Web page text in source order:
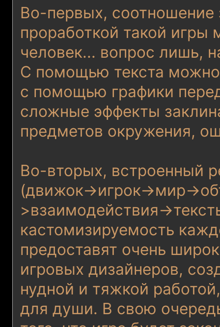
Во-первых, соотношение
проработкой такой игры
человек... вопрос лишь,
С помощью текста
с помощью графики
сложные эффекты
предметов окружения,
Во-вторых, встроенный
(движок->игрок->мир-
>взаимодействия-
кастомизируемость
предоставят очень
игровых дизайнеров,
нудной и тяжкой
для души. В свою